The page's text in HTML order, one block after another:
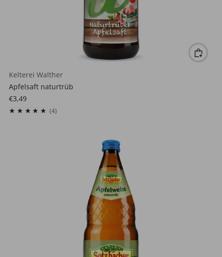
Kelterei Walther
Apfelsaft naturtrüb
€3,49
(4)